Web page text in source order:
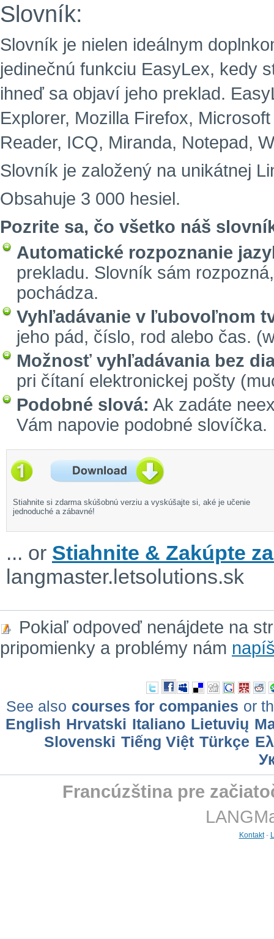
Slovník:
Slovník je nielen ideálnym
jedinečnú funkciu EasyLex, kedy
ihneď sa objaví jeho preklad.
Explorer, Mozilla Firefox,
Reader, ICQ, Miranda, Notepad,
Slovník je založený na unikátnej
Obsahuje 3 000 hesiel.
Pozrite sa, čo všetko náš
Automatické rozpoznanie
prekladu. Slovník sám
pochádza.
Vyhľadávanie v ľubovoľnom
jeho pád, číslo, rod alebo čas.
Možnosť vyhľadávania bez
pri čítaní elektronickej pošty
Podobné slová: Ak zadáte
Vám napovie podobné slovíčka.
Stiahnite si zdarma skúšobnú verziu a vyskúšajte si, aké je učenie
jednoduché a zábavné!
... or Stiahnite & Zakúpte
langmaster.letsolutions.sk
Pokiaľ odpoveď nenájdete na
pripomienky a problémy nám
See also courses for companies or
English Hrvatski Italiano Lietuvių
Slovenski Tiếng Việt Türkçe
Francúzština pre
Kontakt-